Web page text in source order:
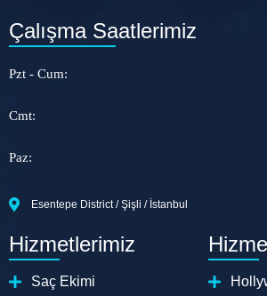
Çalışma Saatlerimiz
Pzt - Cum:
Cmt:
Paz:
Esentepe District / Şişli / İstanbul
Hizmetlerimiz
Saç Ekimi